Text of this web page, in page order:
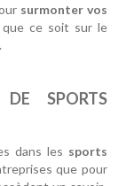
surmonter vos
que ce soit sur le
DE SPORTS
dans les sports
que pour